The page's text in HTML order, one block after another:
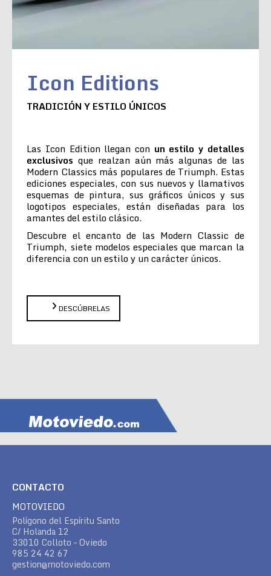
Icon Editions
TRADICIÓN Y ESTILO ÚNICOS
Las Icon Edition llegan con un estilo y detalles
exclusivos que realzan aún más algunas de las
Modern Classics más populares de Triumph. Estas
ediciones especiales, con sus nuevos y llamativos
esquemas de pintura, sus gráficos únicos y sus
logotipos especiales, están diseñadas para los
amantes del estilo clásico.
Descubre el encanto de las Modern Classic de
Triumph, siete modelos especiales que marcan la
diferencia con un estilo y un carácter únicos.
DESCÚBRELAS
CONTACTO
MOTOVIEDO
Polígono del Espíritu Santo
C/ Holanda 12
33010 Colloto – Oviedo
985 24 42 67
gestion@motoviedo.com